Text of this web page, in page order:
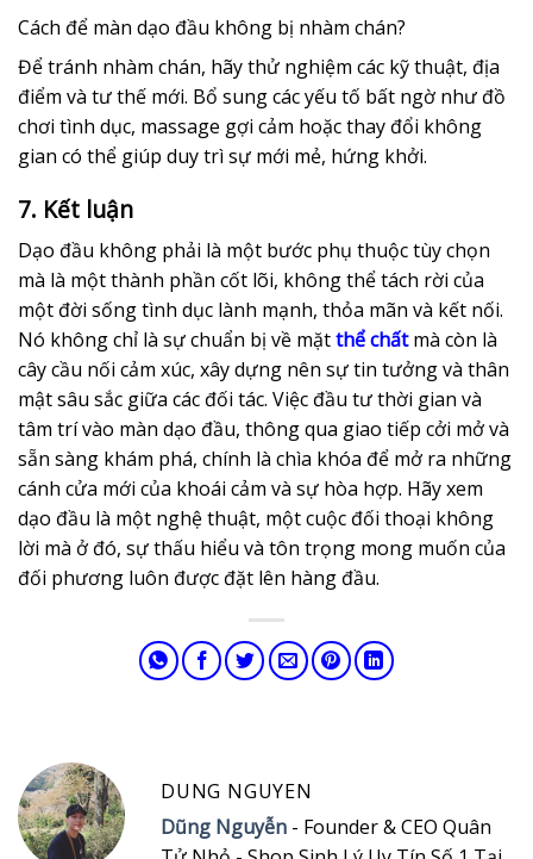
Cách để màn dạo đầu không bị nhàm chán?
Để tránh nhàm chán, hãy thử nghiệm các kỹ thuật, địa
điểm và tư thế mới. Bổ sung các yếu tố bất ngờ như đồ
chơi tình dục, massage gợi cảm hoặc thay đổi không
gian có thể giúp duy trì sự mới mẻ, hứng khởi.
7. Kết luận
Dạo đầu không phải là một bước phụ thuộc tùy chọn
mà là một thành phần cốt lõi, không thể tách rời của
một đời sống tình dục lành mạnh, thỏa mãn và kết nối.
Nó không chỉ là sự chuẩn bị về mặtthể chấtmà còn là
cây cầu nối cảm xúc, xây dựng nên sự tin tưởng và thân
mật sâu sắc giữa các đối tác. Việc đầu tư thời gian và
tâm trí vào màn dạo đầu, thông qua giao tiếp cởi mở và
sẵn sàng khám phá, chính là chìa khóa để mở ra những
cánh cửa mới của khoái cảm và sự hòa hợp. Hãy xem
dạo đầu là một nghệ thuật, một cuộc đối thoại không
lời mà ở đó, sự thấu hiểu và tôn trọng mong muốn của
đối phương luôn được đặt lên hàng đầu.
DUNG NGUYEN
Dũng Nguyễn - Founder & CEO Quân